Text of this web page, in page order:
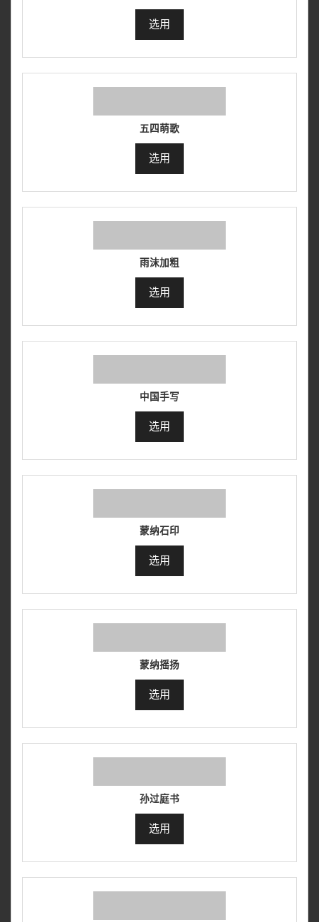
选用
五四萌歌
选用
雨沫加粗
选用
中国手写
选用
蒙纳石印
选用
蒙纳摇扬
选用
孙过庭书
选用